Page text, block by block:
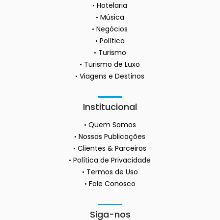
Hotelaria
Música
Negócios
Política
Turismo
Turismo de Luxo
Viagens e Destinos
Institucional
Quem Somos
Nossas Publicações
Clientes & Parceiros
Política de Privacidade
Termos de Uso
Fale Conosco
Siga-nos